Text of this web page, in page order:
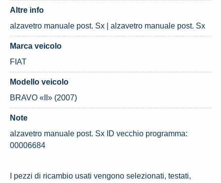
Altre info
alzavetro manuale post. Sx | alzavetro manuale post. Sx
Marca veicolo
FIAT
Modello veicolo
BRAVO «II» (2007)
Note
alzavetro manuale post. Sx ID vecchio programma:
00006684
I pezzi di ricambio usati vengono selezionati, testati,